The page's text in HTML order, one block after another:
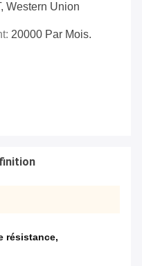
Western Union
20000 Par Mois.
résistance,